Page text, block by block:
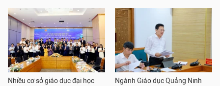
Nhiều cơ sở giáo dục đại học
Ngành Giáo dục Quảng Ninh